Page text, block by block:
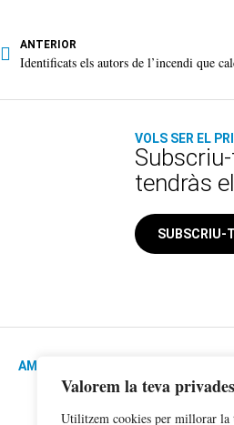
Valorem la teva
Utilitzem cookies per millorar la
ANTERIOR
Identificats els autors de l’incendi que
VOLS SER EL
tendràs
SUBSCRIU-
AMB AL SUPORT DE: